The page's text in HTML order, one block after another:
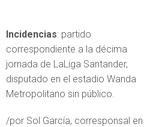
Incidencias: partido
correspondiente a la décima
jornada de LaLiga Santander,
disputado en el estadio Wanda
Metropolitano sin público.
/por Sol García, corresponsal en